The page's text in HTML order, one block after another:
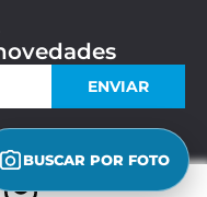
ENVIAR
BUSCAR POR FOTO